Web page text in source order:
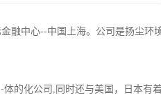
融中心--中国上海。公司是扬尘
的化公司,同时还与美国，日本